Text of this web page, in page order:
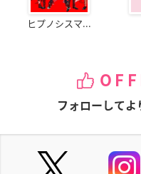
ヒプノシスマ...
フォローしてよ